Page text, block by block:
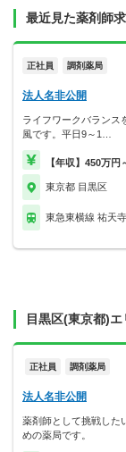
最近見た薬剤師
正社員 調剤薬局
法人名非公開
ライフワークバランス
風です。平日9～1…
【年収】450万円
東京都 目黒区
東急東横線 祐天
目黒区(東京都)
正社員 調剤薬局
法人名非公開
薬剤師として挑戦した
めの薬局です。